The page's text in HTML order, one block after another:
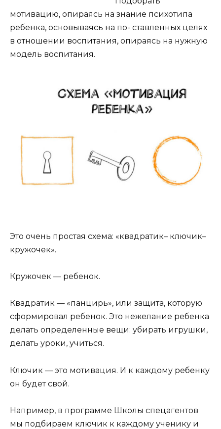
мотивацию, опираясь на знание психотипа
ребенка, основываясь на по- ставленных целях
в отношении воспитания, опираясь на нужную
модель воспитания.
Это очень простая схема: «квадратик– ключик–
кружочек».
Кружочек — ребенок.
Квадратик — «панцирь», или защита, которую
сформировал ребенок. Это нежелание ребенка
делать определенные вещи: убирать игрушки,
делать уроки, учиться.
Ключик — это мотивация. И к каждому ребенку
он будет свой.
Например, в программе Школы спецагентов
мы подбираем ключик к каждому ученику и